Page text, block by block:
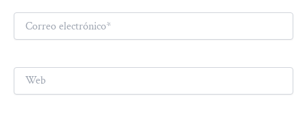
Correo
electrónico*
Web